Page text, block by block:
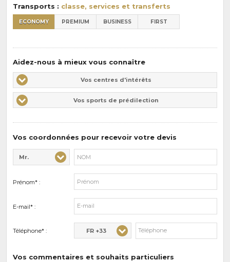
Transports : classe, services et transferts
ECONOMY PREMIUM BUSINESS FIRST
Aidez-nous à mieux vous connaître
Vos
centres
d'intérêts
Vos centres d'intérêts
Vos
sports
de
Vos sports de prédilection
Vos coordonnées pour recevoir votre devis
Civilité* :
Mr.
Nom* :
Prénom* :
E-mail* :
Téléphone* : FR +33
Vos commentaires et souhaits particuliers